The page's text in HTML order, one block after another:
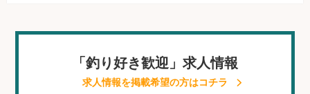
「釣り好き歓迎」求人情報
求人情報を掲載希望の方はコチラ